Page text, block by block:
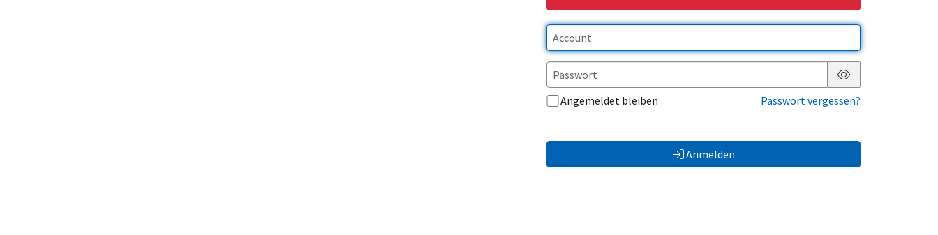
Passwort anzeigen
Angemeldet bleiben
Passwort vergessen?
Anmelden